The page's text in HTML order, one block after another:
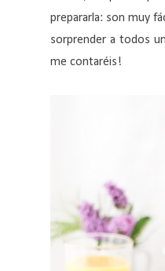
prepararla: son muy
sorprender a todos
me contaréis!